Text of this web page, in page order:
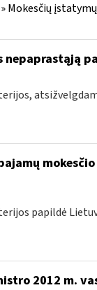
Mokesčių
nepaprastąją
papildė
2012 m.